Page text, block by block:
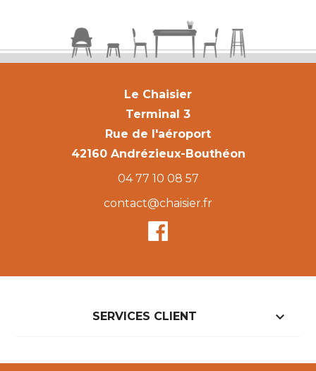
Le Chaisier
Terminal 3
Rue de l'aéroport
42160 Andrézieux-Bouthéon
04 77 10 08 57
contact@chaisier.fr
SERVICES CLIENT 